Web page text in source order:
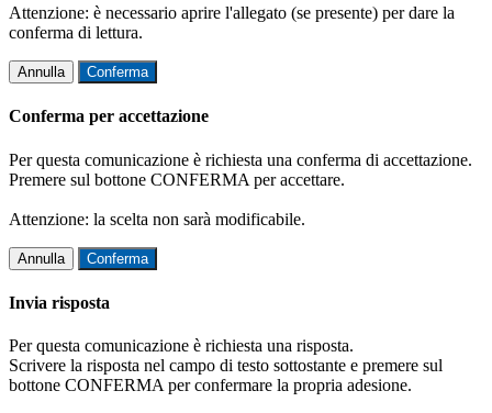
Attenzione: è necessario aprire l'allegato (se presente) per dare la
conferma di lettura.
Annulla Conferma
Conferma per accettazione
Per questa comunicazione è richiesta una conferma di accettazione.
Premere sul bottone CONFERMA per accettare.
Attenzione: la scelta non sarà modificabile.
Annulla Conferma
Invia risposta
Per questa comunicazione è richiesta una risposta.
Scrivere la risposta nel campo di testo sottostante e premere sul
bottone CONFERMA per confermare la propria adesione.